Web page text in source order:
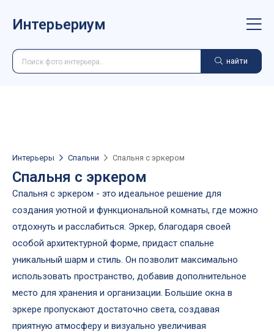
Интерьериум
найти
Интерьеры Спальни Спальня с эркером
Спальня с эркером
Спальня с эркером - это идеальное решение для
создания уютной и функциональной комнаты, где можно
отдохнуть и расслабиться. Эркер, благодаря своей
особой архитектурной форме, придаст спальне
уникальный шарм и стиль. Он позволит максимально
использовать пространство, добавив дополнительное
место для хранения и организации. Большие окна в
эркере пропускают достаточно света, создавая
приятную атмосферу и визуально увеличивая